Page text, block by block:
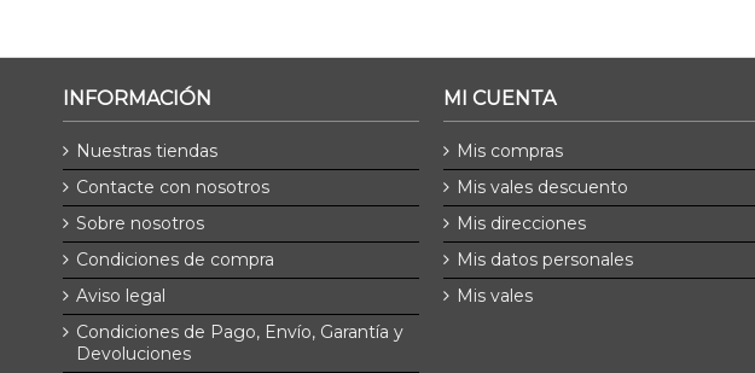
INFORMACIÓN
Nuestras tiendas
Contacte con nosotros
Sobre nosotros
Condiciones de compra
Aviso legal
Condiciones de Pago, Envío, Garantía y
Devoluciones
MI CUENTA
Mis compras
Mis vales descuento
Mis direcciones
Mis datos personales
Mis vales